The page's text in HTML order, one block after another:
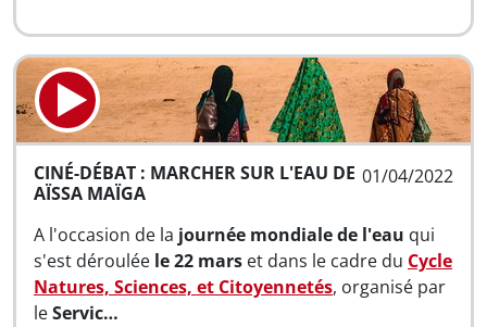
01/04/2022
CINÉ-DÉBAT : MARCHER SUR L'EAU DE
AÏSSA MAÏGA
A l'occasion de la journée mondiale de l'eau qui
s'est déroulée le 22 mars et dans le cadre du Cycle
Natures, Sciences, et Citoyennetés, organisé par
leServic…